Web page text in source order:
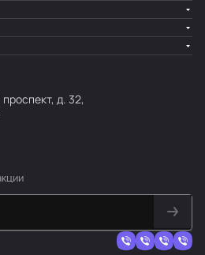
д. 32,